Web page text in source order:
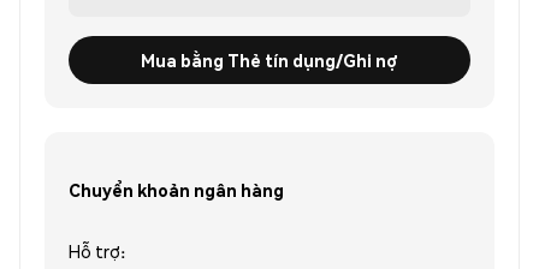
Mua bằng Thẻ tín dụng/Ghi nợ
Chuyển khoản ngân hàng
Hỗ trợ: